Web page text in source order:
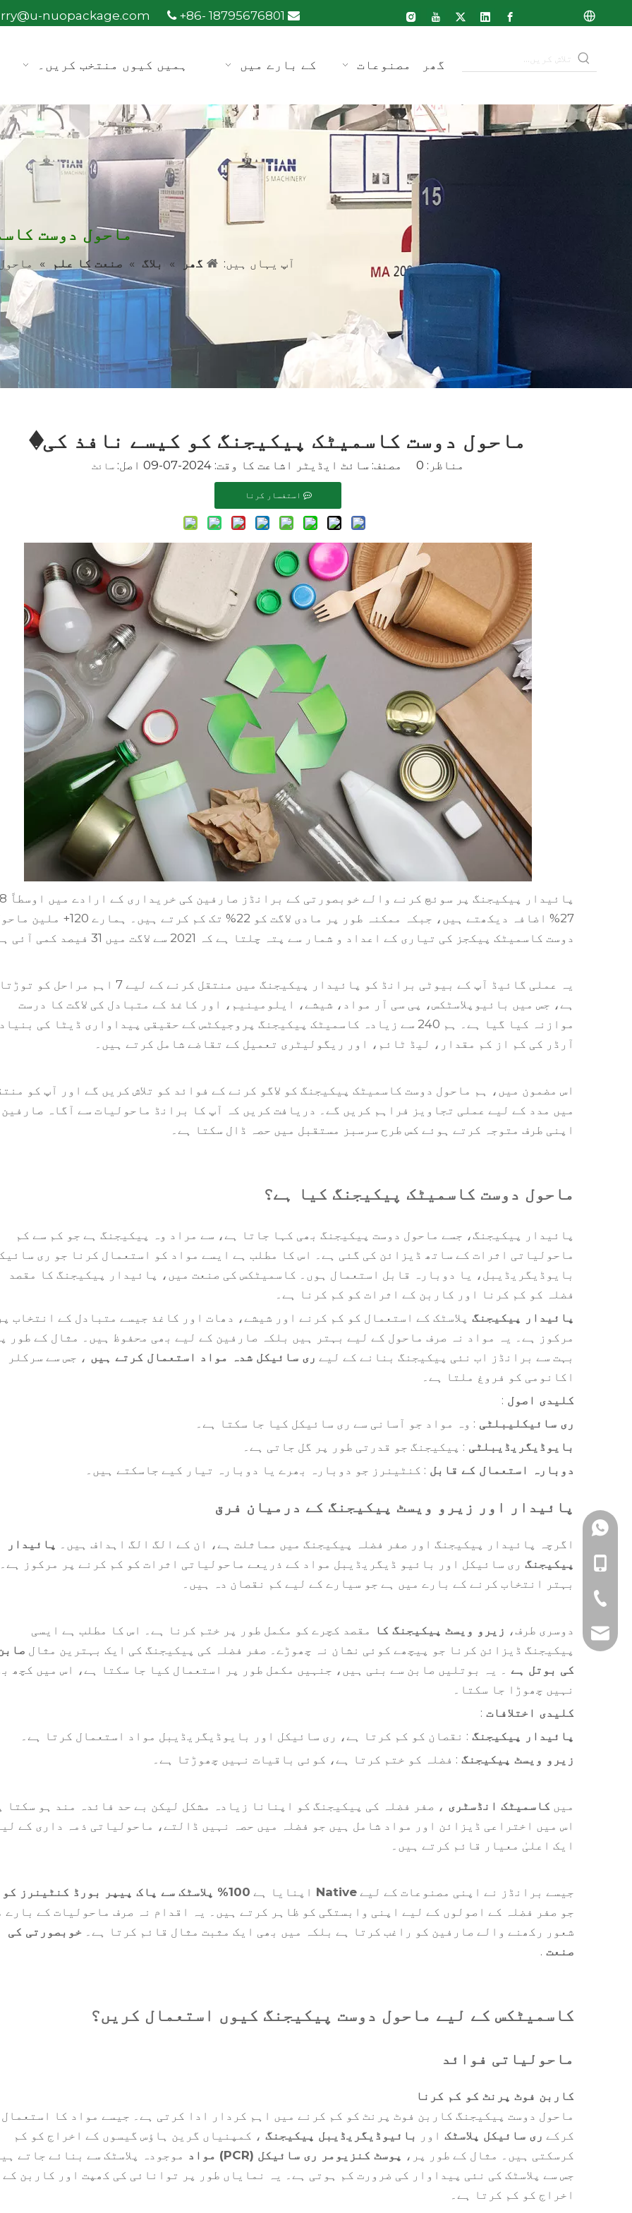

nuopackage.com +86- 18795676801
گھر مصنوعات کے بارے میں ہمیں کیوں منتخب کریں۔
ماحول دوست
آپ یہاں ہیں: گھر » بلاگ » صنعت کا علم »
ماحول دوست کاسمیٹک پیکیجنگ کو کیسے نافذ کی�
مناظر: 0 مصنف: سائٹ ایڈیٹر اشاعت کا وقت: 2024-07-09 اصل: سائٹ
استفسار کرنا
27% اضافہ دیکھتے ہیں، جبکہ ممکنہ طور پر مادی لاگت کو 22% تک کم کرتے ہیں۔ ہمارے 120+
دوست کاسمیٹک پیکجز کی تیاری کے اعداد و شمار سے پتہ چلتا ہے کہ 2021 سے لاگت میں 31 فیصد کمی آئی ہے۔
یہ عملی گائیڈ آپ کے بیوٹی برانڈ کو پائیدار پیکیجنگ میں منتقل کرنے کے لیے 7 اہم مراحل کو توڑتا
ہے، جس میں بائیوپلاسٹکس، پی سی آر مواد، شیشے، ایلومینیم، اور کاغذ کے متبادل کی لاگت کا درست
موازنہ کیا گیا ہے۔ ہم 240 سے زیادہ کاسمیٹک پیکیجنگ پروجیکٹس کے حقیقی پیداواری ڈیٹا کی
آرڈر کی کم از کم مقدار، لیڈ ٹائم، اور ریگولیٹری تعمیل کے تقاضے شامل کرتے ہیں۔
اس مضمون میں، ہم ماحول دوست کاسمیٹک پیکیجنگ کو لاگو کرنے کے فوائد کو تلاش کریں گے اور آپ کو
میں مدد کے لیے عملی تجاویز فراہم کریں گے۔ دریافت کریں کہ آپ کا برانڈ ماحولیات سے آگاہ صارفین
اپنی طرف متوجہ کرتے ہوئے کس طرح سرسبز مستقبل میں حصہ ڈال سکتا ہے۔
ماحول دوست کاسمیٹک پیکیجنگ کیا ہے؟
پائیدار پیکیجنگ، جسے ماحول دوست پیکیجنگ بھی کہا جاتا ہے، سے مراد وہ پیکیجنگ ہے جو کم سے کم
ماحولیاتی اثرات کے ساتھ ڈیزائن کی گئی ہے۔ اس کا مطلب ہے ایسے مواد کو استعمال کرنا جو ری
بایوڈیگریڈیبل، یا دوبارہ قابل استعمال ہوں۔ کاسمیٹکس کی صنعت میں، پائیدار پیکیجنگ کا مقصد
فضلہ کو کم کرنا اور کاربن کے اثرات کو کم کرنا ہے۔
پائیدار پیکیجنگ پلاسٹک کے استعمال کو کم کرنے اور شیشے، دھات اور کاغذ جیسے متبادل کے انتخاب پر
مرکوز ہے۔ یہ مواد نہ صرف ماحول کے لیے بہتر ہیں بلکہ صارفین کے لیے بھی محفوظ ہیں۔ مثال کے طور
بہت سے برانڈز اب نئی پیکیجنگ بنانے کے لیے ری سائیکل شدہ مواد استعمال کرتے ہیں ، جس سے سرکلر
اکانومی کو فروغ ملتا ہے۔
کلیدی اصول :
ری سائیکلیبلٹی : وہ مواد جو آسانی سے ری سائیکل کیا جا سکتا ہے۔
بایوڈیگریڈیبلٹی : پیکیجنگ جو قدرتی طور پر گل جاتی ہے۔
دوبارہ استعمال کے قابل : کنٹینرز جو دوبارہ بھرے یا دوبارہ تیار کیے جاسکتے ہیں۔
پائیدار اور زیرو ویسٹ پیکیجنگ کے درمیان فرق
اگرچہ پائیدار پیکیجنگ اور صفر فضلہ پیکیجنگ میں مماثلت ہے، ان کے الگ الگ اہداف ہیں۔ پائیدار
پیکیجنگ ری سائیکل اور بائیو ڈیگریڈیبل مواد کے ذریعے ماحولیاتی اثرات کو کم کرنے پر مرکوز ہے۔
بہتر انتخاب کرنے کے بارے میں ہے جو سیارے کے لیے کم نقصان دہ ہیں۔
دوسری طرف، زیرو ویسٹ پیکیجنگ کا مقصد کچرے کو مکمل طور پر ختم کرنا ہے۔ اس کا مطلب ہے ایسی
پیکیجنگ ڈیزائن کرنا جو پیچھے کوئی نشان نہ چھوڑے۔ صفر فضلہ کی پیکیجنگ کی ایک بہترین مثال
کی بوتل ہے ۔ یہ بوتلیں صابن سے بنی ہیں، جنہیں مکمل طور پر استعمال کیا جا سکتا ہے، اس میں کچھ
نہیں چھوڑا جا سکتا۔
کلیدی اختلافات :
پائیدار پیکیجنگ : نقصان کو کم کرتا ہے، ری سائیکل اور بایوڈیگریڈیبل مواد استعمال کرتا ہے۔
زیرو ویسٹ پیکیجنگ : فضلہ کو ختم کرتا ہے، کوئی باقیات نہیں چھوڑتا ہے۔
میں کاسمیٹک انڈسٹری ، صفر فضلہ کی پیکیجنگ کو اپنانا زیادہ مشکل لیکن بے حد فائدہ مند ہو سکتا
اس میں اختراعی ڈیزائن اور مواد شامل ہیں جو فضلہ میں حصہ نہیں ڈالتے، ماحولیاتی ذمہ داری کے
ایک اعلیٰ معیار قائم کرتے ہیں۔
جیسے برانڈز نے اپنی مصنوعات کے لیے Native اپنایا ہے 100% پلاسٹک سے پاک پیپر بورڈ کنٹینرز کو
جو صفر فضلہ کے اصولوں کے لیے اپنی وابستگی کو ظاہر کرتے ہیں۔ یہ اقدام نہ صرف ماحولیات کے بارے
شعور رکھنے والے صارفین کو راغب کرتا ہے بلکہ میں بھی ایک مثبت مثال قائم کرتا ہے۔ خوبصورتی کی
صنعت .
کاسمیٹکس کے لیے ماحول دوست پیکیجنگ کیوں استعمال کریں؟
ماحولیاتی فوائد
کاربن فوٹ پرنٹ کو کم کرنا
ماحول دوست پیکیجنگ کاربن فوٹ پرنٹ کو کم کرنے میں اہم کردار ادا کرتی ہے۔ جیسے مواد کا استعمال
کرکے ری سائیکل پلاسٹک اور بائیوڈیگریڈیبل پیکیجنگ ، کمپنیاں گرین ہاؤس گیسوں کے اخراج کو کم
کرسکتی ہیں۔ مثال کے طور پر، پوسٹ کنزیومر ری سائیکل (PCR) مواد
موجودہ پلاسٹک سے بنائے جاتے
جس سے پلاسٹک کی نئی پیداوار کی ضرورت کم ہوتی ہے۔ یہ نمایاں طور پر توانائی کی کھپت اور کاربن کے
اخراج کو کم کرتا ہے۔
+86-
+86-
+86-510-
harry@u-